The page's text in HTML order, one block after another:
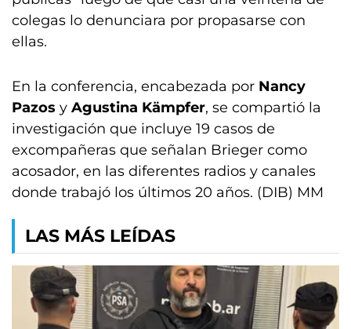
colegas lo denunciara por propasarse con
ellas.
En la conferencia, encabezada por Nancy
Pazos y Agustina Kämpfer, se compartió la
investigación que incluye 19 casos de
excompañeras que señalan Brieger como
acosador, en las diferentes radios y canales
donde trabajó los últimos 20 años. (DIB) MM
LAS MÁS LEÍDAS